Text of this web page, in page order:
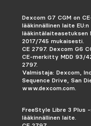
Dexcom G7 CGM on
lääkinnällinen laite EU:n
lääkintälaiteasetuksen
2017/745 mukaisesti.
CE 2797. Dexcom G6
CE-merkitty MDD 93/
2797.
Valmistaja: Dexcom,
Sequence Drive, San
www.dexcom.com.
FreeStyle Libre 3 Plus
lääkinnällinen laite.